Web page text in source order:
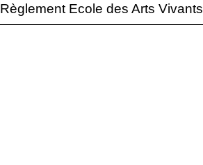
Règlement Ecole des Arts Vivants